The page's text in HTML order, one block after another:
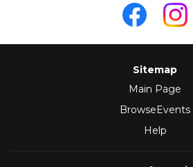
Sitemap
Main Page
BrowseEvents
Help